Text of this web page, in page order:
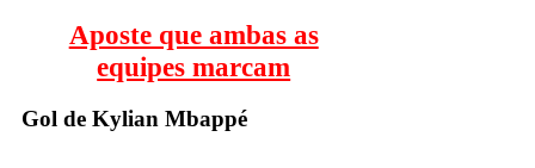
Aposte que ambas as
equipes marcam
Gol de Kylian Mbappé